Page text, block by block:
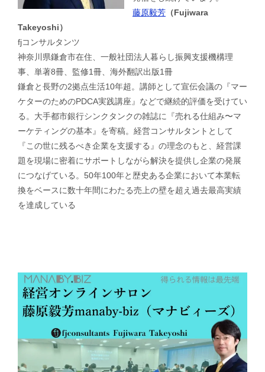
藤原毅芳 （Fujiwara
Takeyoshi）
fjコンサルタンツ
神奈川県鎌倉市在住、一般社団法人暮らし振興支援機構理
事、単著8冊、監修1冊、海外翻訳出版1冊
鎌倉と長野の2拠点生活10年超。講師として宣伝会議の『マー
ケターのためのPDCA実践講座』などで継続的評価を受けてい
る。大手都市銀行シンクタンクの雑誌に『売れる仕組み〜マ
ーケティングの基本』を寄稿。経営コンサルタントとして
『この世に残るべき企業を支援する』の理念のもと、経営課
題を現場に密着にサポートしながら解決を提供し企業の発展
につなげている。50年100年と歴史ある企業において本業転
換をベースに数十年間にわたる売上の壁を超え過去最高実績
を達成している